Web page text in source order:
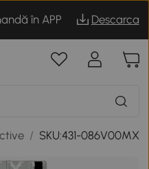
în APP Descarca
/ SKU:431-086V00MX